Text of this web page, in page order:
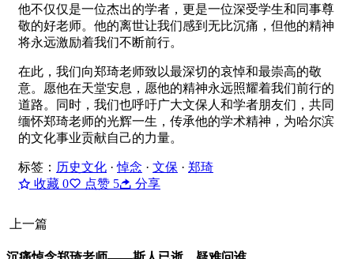
他不仅仅是一位杰出的学者，更是一位深受学生和同事尊
敬的好老师。他的离世让我们感到无比沉痛，但他的精神
将永远激励着我们不断前行。
在此，我们向郑琦老师致以最深切的哀悼和最崇高的敬
意。愿他在天堂安息，愿他的精神永远照耀着我们前行的
道路。同时，我们也呼吁广大文保人和学者朋友们，共同
缅怀郑琦老师的光辉一生，传承他的学术精神，为哈尔滨
的文化事业贡献自己的力量。
标签： 历史文化 ·悼念 · 文保 · 郑琦
收藏 0 点赞 5 分享
上一篇